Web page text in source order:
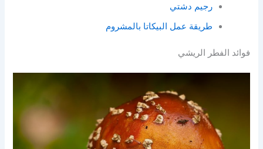
رجيم دشتي
طريقة عمل البيكاتا بالمشروم
فوائد الفطر الريشي